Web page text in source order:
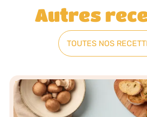
Autres
TOUTES NOS